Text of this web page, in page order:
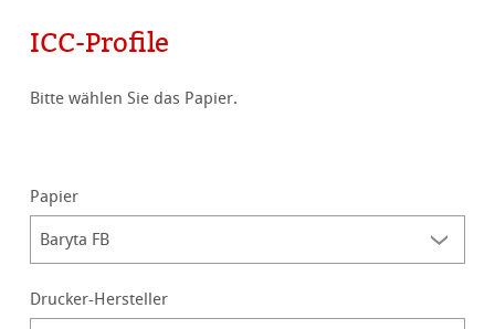
ICC-Profile
Bitte wählen Sie das Papier.
Papier
Drucker-Hersteller